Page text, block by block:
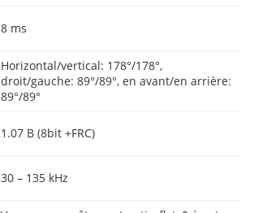
8 ms
Horizontal/vertical: 178°/178°,
droit/gauche: 89°/89°, en avant/en arrière:
89°/89°
1.07 B (8bit +FRC)
30 – 135 kHz